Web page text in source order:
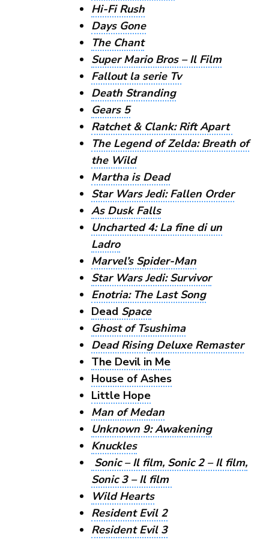
Hi-Fi Rush
Days Gone
The Chant
Super Mario Bros – Il Film
Fallout la serie Tv
Death Stranding
Gears 5
Ratchet & Clank: Rift Apart
The Legend of Zelda: Breath of
the Wild
Martha is Dead
Star Wars Jedi: Fallen Order
As Dusk Falls
Uncharted 4: La fine di un
Ladro
Marvel’s Spider-Man
Star Wars Jedi: Survivor
Enotria: The Last Song
Dead Space
Ghost of Tsushima
Dead Rising Deluxe Remaster
The Devil in Me
House of Ashes
Little Hope
Man of Medan
Unknown 9: Awakening
Knuckles
Sonic – Il film, Sonic 2 – Il film,
Sonic 3 – Il film
Wild Hearts
Resident Evil 2
Resident Evil 3